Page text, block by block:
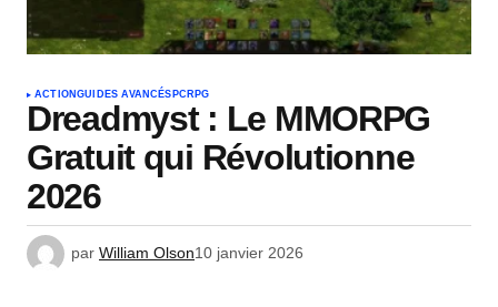
ACTIONGUIDES AVANCÉS PC RPG
Dreadmyst : Le MMORPG
Gratuit qui Révolutionne
2026
par William Olson10 janvier 2026